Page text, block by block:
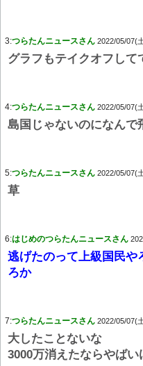
3:つらたんニュースさん 2022/05/07(
グラフもテイクオフして
4:つらたんニュースさん 2022/05/07(
島国じゃないのになんで
5:つらたんニュースさん 2022/05/07(
草
6:はじめのつらたんニュースさん
逃げたのって上級国民や
ろか
7:つらたんニュースさん 2022/05/07(
大したことないな
3000万消えたならやばい